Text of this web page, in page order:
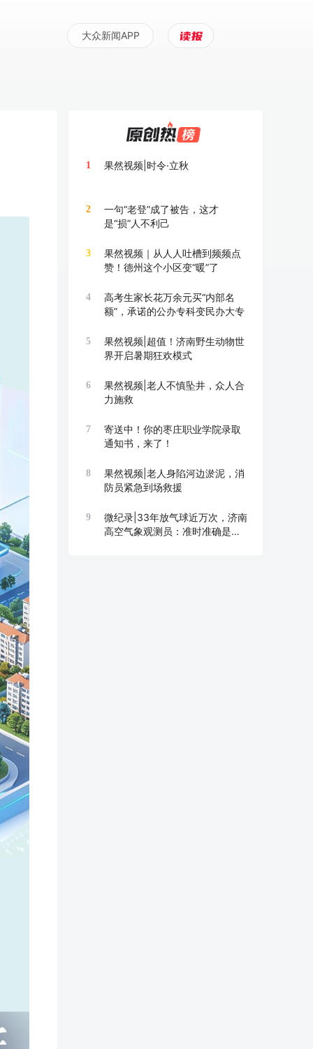
大众新闻APP
1 果然视频|时令·立秋
2
一句“老登”成了被告，这才
是“损”人不利己
3
果然视频｜从人人吐槽到频频点
赞！德州这个小区变“暖”了
4
高考生家长花万余元买“内部名
额”，承诺的公办专科变民办大专
5
果然视频|超值！济南野生动物世
界开启暑期狂欢模式
6
果然视频|老人不慎坠井，众人合
力施救
7
寄送中！你的枣庄职业学院录取
通知书，来了！
8
果然视频|老人身陷河边淤泥，消
防员紧急到场救援
9
微纪录|33年放气球近万次，济南
高空气象观测员：准时准确是底